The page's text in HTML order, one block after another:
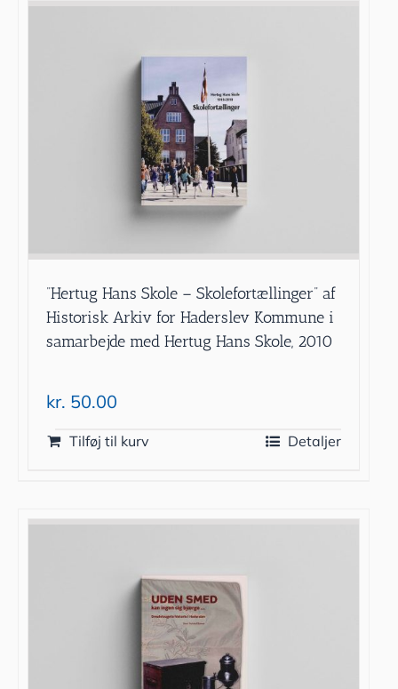
”Hertug Hans Skole – Skolefortællinger” af
Historisk Arkiv for Haderslev Kommune i
samarbejde med Hertug Hans Skole, 2010
kr. 50.00
Tilføj til kurv Detaljer